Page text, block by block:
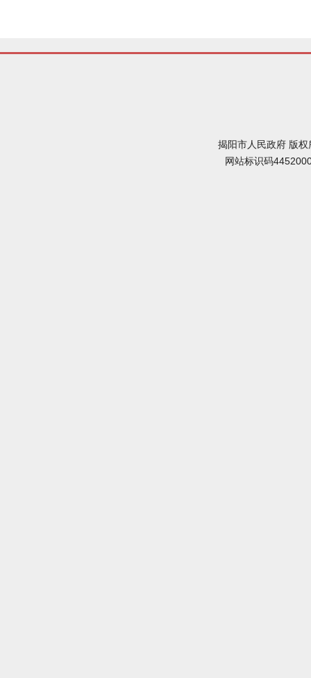
揭阳市人民政府 版
网站标识码